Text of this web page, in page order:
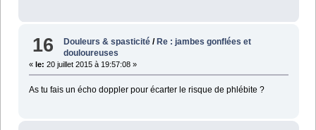
16 Douleurs & spasticité / Re : jambes gonflées et
douloureuses
« le: 20 juillet 2015 à 19:57:08 »
As tu fais un écho doppler pour écarter le risque de phlébite ?